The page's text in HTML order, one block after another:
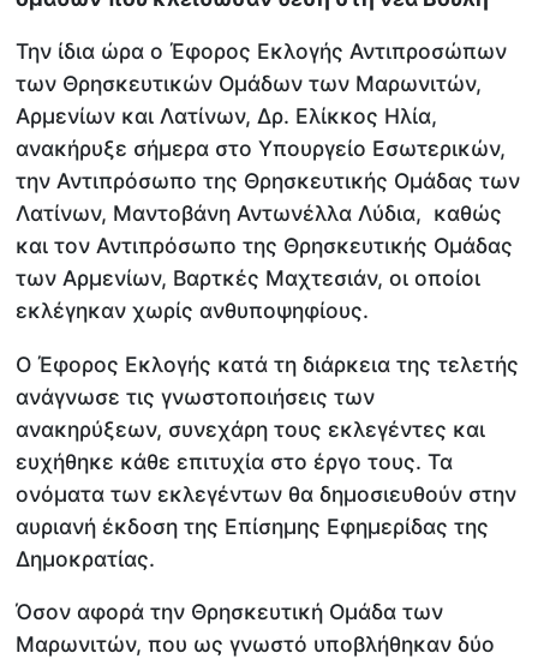
Την ίδια ώρα o Έφορος Εκλογής Αντιπροσώπων
των Θρησκευτικών Ομάδων των Μαρωνιτών,
Αρμενίων και Λατίνων, Δρ. Ελίκκος Ηλία,
ανακήρυξε σήμερα στο Υπουργείο Εσωτερικών,
την Αντιπρόσωπο της Θρησκευτικής Ομάδας των
Λατίνων, Μαντοβάνη Αντωνέλλα Λύδια, καθώς
και τον Αντιπρόσωπο της Θρησκευτικής Ομάδας
των Αρμενίων, Βαρτκές Μαχτεσιάν, οι οποίοι
εκλέγηκαν χωρίς ανθυποψηφίους.
Ο Έφορος Εκλογής κατά τη διάρκεια της τελετής
ανάγνωσε τις γνωστοποιήσεις των
ανακηρύξεων, συνεχάρη τους εκλεγέντες και
ευχήθηκε κάθε επιτυχία στο έργο τους. Τα
ονόματα των εκλεγέντων θα δημοσιευθούν στην
αυριανή έκδοση της Επίσημης Εφημερίδας της
Δημοκρατίας.
Όσον αφορά την Θρησκευτική Ομάδα των
Μαρωνιτών, που ως γνωστό υποβλήθηκαν δύο